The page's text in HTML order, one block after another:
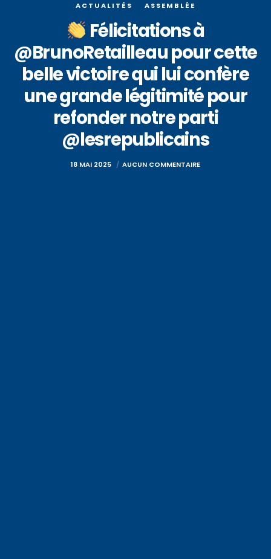
ACTUALITÉS ASSEMBLÉE
Félicitations à
@BrunoRetailleau pour cette
belle victoire qui lui confère
une grande légitimité pour
refonder notre parti
@lesrepublicains
18 MAI 2025 AUCUN COMMENTAIRE